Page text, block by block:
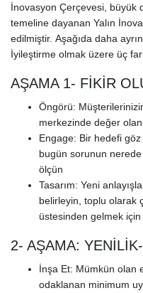
İnovasyon Çerçevesi, büyük
temeline dayanan Yalın
edilmiştir. Aşağıda daha
İyileştirme olmak üzere üç
AŞAMA 1- FİKİR
Öngörü:
merkezinde değer
Engage: Bir hedefi
bugün sorunun
ölçün
Tasarım: Yeni
belirleyin, toplu olarak
üstesinden gelmek
2- AŞAMA:
İnşa Et: Mümkün olan
odaklanan minimum